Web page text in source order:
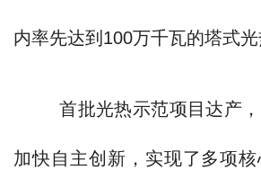
内率先达到100万千瓦的塔式光
首批光热示范项目达产，
加快自主创新，实现了多项